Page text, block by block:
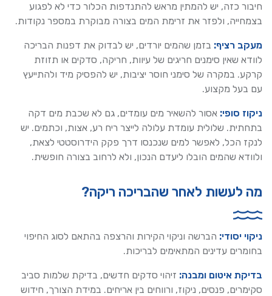
חיבור כזה, יש להמתין מראש להתנדפות הכלור כדי לא לפגוע
בצמחייה, ולפזר את זרימת המים בצורה מבוקרת במספר נקודות.
מעקב רציף: בזמן שהמים יורדים, יש לבדוק את דפנות הבריכה
לוודא שאין סימנים חריגים של עיוות, חריקה, סדקים או תזוזת
קרקע. במקרה של סימני חוסר יציבות, יש להפסיק מיד ולהתייעץ
עם בעל מקצוע.
ניקוז סופי: אסור להשאיר מים עומדים, גם לא שכבת מים דקה
בתחתית. שלולית עומדת עלולה לייצר ריח רע, אצות, וכתמים. יש
לנקז הכל, לאפשר למים שנכנסו דרך פקק הידרוסטטי לצאת,
ולוודא שהמים הובלו ליעדם הנכון, ולא לרחוב בצורה חופשית.
מה לעשות לאחר שהבריכה ריקה?
ניקוי יסודי: הברשה וניקוי הקירות והרצפה בהתאם לסוג החיפוי
בחומרים עדינים המתאימים לבריכות.
בדיקת איטום ומבנה: זיהוי סדקים חדשים, בדיקת שלמות סביב
סקימרים, פנסים, ניקוז, ורווחים בין אריחים. במידת הצורך, חידוש